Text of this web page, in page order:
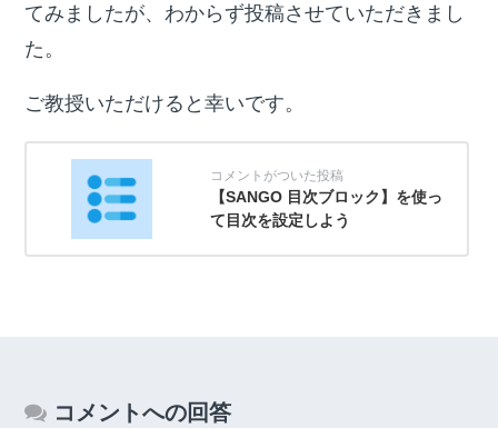
てみましたが、わからず投稿させていただきまし
た。
ご教授いただけると幸いです。
【SANGO 目次ブロック】を使っ
て目次を設定しよう
コメントへの回答